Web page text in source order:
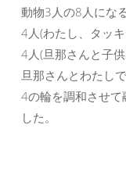
動物3人の8人にな
4人(わたし、タッ
4人(旦那さんと子
旦那さんとわたし
4の輪を調和させ
した。